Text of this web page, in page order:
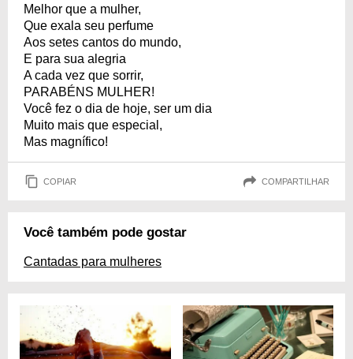
Melhor que a mulher,
Que exala seu perfume
Aos setes cantos do mundo,
E para sua alegria
A cada vez que sorrir,
PARABÉNS MULHER!
Você fez o dia de hoje, ser um dia
Muito mais que especial,
Mas magnífico!
COPIAR COMPARTILHAR
Você também pode gostar
Cantadas para mulheres